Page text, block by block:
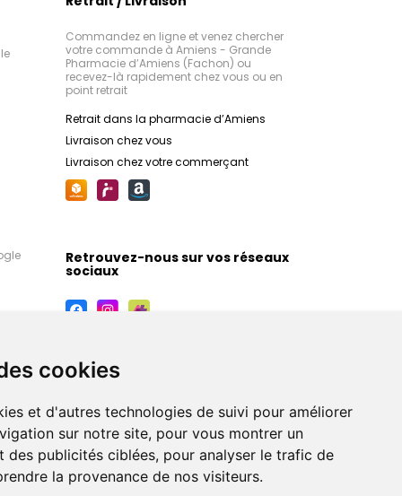
cookies
et d'autres technologies de suivi pour améliorer
sur notre site, pour vous montrer un
des publicités ciblées, pour analyser le trafic de
la provenance de nos visiteurs.
Commandez en ligne et venez chercher
votre commande à Amiens - Grande
Pharmacie d’Amiens (Fachon) ou
recevez-là rapidement chez vous ou en
point retrait
Retrait dans la pharmacie d’Amiens
Livraison chez vous
Livraison chez votre commerçant
Retrouvez-nous sur vos réseaux
sociaux